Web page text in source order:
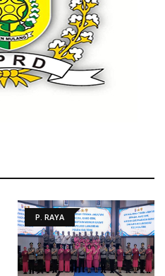
P. RAYA